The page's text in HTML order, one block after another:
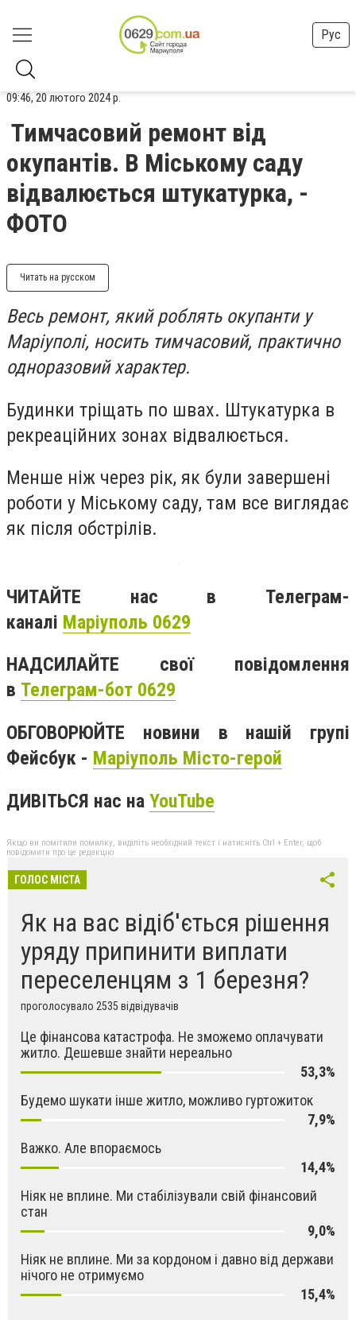
Рус
09:46, 20 лютого 2024 р.
Тимчасовий ремонт від
окупантів. В Міському саду
відвалюється штукатурка, -
ФОТО
Читать на русском
Весь ремонт, який роблять окупанти у
Маріуполі, носить тимчасовий, практично
одноразовий характер.
Будинки тріщать по швах. Штукатурка в
рекреаційних зонах відвалюється.
Менше ніж через рік, як були завершені
роботи у Міському саду, там все виглядає
як після обстрілів.
ЧИТАЙТЕ нас в Телеграм-
каналі Маріуполь 0629
НАДСИЛАЙТЕ свої повідомлення
в Телеграм-бот 0629
ОБГОВОРЮЙТЕ новини в нашій групі
Фейсбук - Маріуполь Місто-герой
ДИВІТЬСЯ нас на YouTube
Якщо ви помітили помилку, виділіть необхідний текст і натисніть Ctrl + Enter, щоб
повідомити про це редакцію
ГОЛОС МІСТА
Як на вас відіб'ється рішення
уряду припинити виплати
переселенцям з 1 березня?
проголосувало 2535 відвідувачів
Це фінансова катастрофа. Не зможемо оплачувати
житло. Дешевше знайти нереально
53,3%
Будемо шукати інше житло, можливо гуртожиток
7,9%
Важко. Але впораємось
14,4%
Ніяк не вплине. Ми стабілізували свій фінансовий
стан
9,0%
Ніяк не вплине. Ми за кордоном і давно від держави
нічого не отримуємо
15,4%